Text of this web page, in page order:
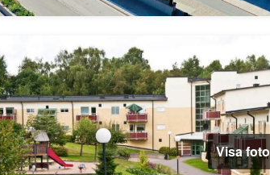
Visa foto